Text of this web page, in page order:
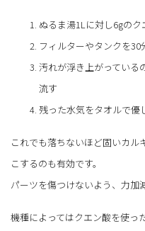
ぬるま湯1Lに対し6gの
フィルターやタンクを30
汚れが浮き上がっている
流す
残った水気をタオルで優
これでも落ちないほど固いカ
こするのも有効です。
パーツを傷つけないよう、力加
機種によってはクエン酸を使っ